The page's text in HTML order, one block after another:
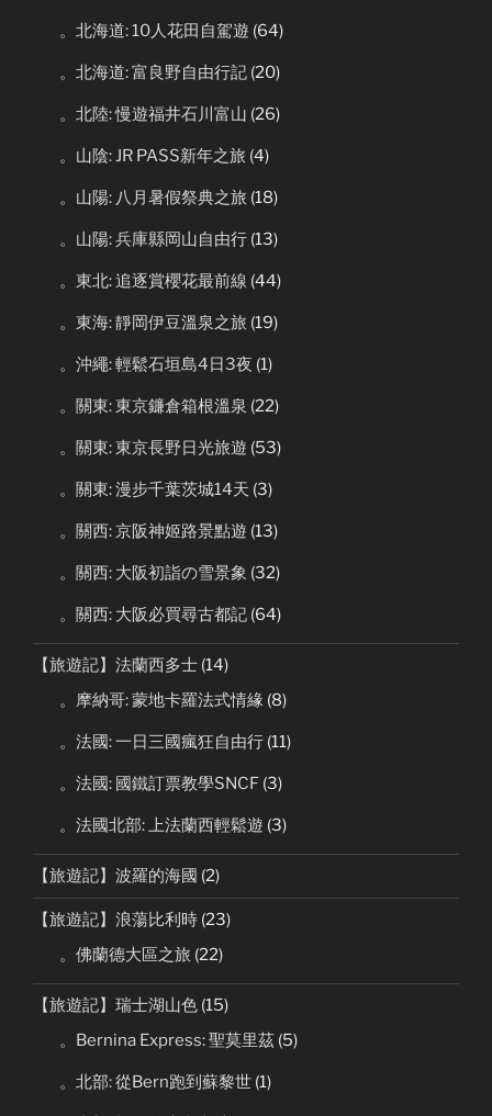
。北海道: 10人花田自駕遊 (64)
。北海道: 富良野自由行記 (20)
。北陸: 慢遊福井石川富山 (26)
。山陰: JR PASS新年之旅 (4)
。山陽: 八月暑假祭典之旅 (18)
。山陽: 兵庫縣岡山自由行 (13)
。東北: 追逐賞櫻花最前線 (44)
。東海: 靜岡伊豆溫泉之旅 (19)
。沖繩: 輕鬆石垣島4日3夜 (1)
。關東: 東京鐮倉箱根溫泉 (22)
。關東: 東京長野日光旅遊 (53)
。關東: 漫步千葉茨城14天 (3)
。關西: 京阪神姬路景點遊 (13)
。關西: 大阪初詣の雪景象 (32)
。關西: 大阪必買尋古都記 (64)
【旅遊記】法蘭西多士 (14)
。摩納哥: 蒙地卡羅法式情緣 (8)
。法國: 一日三國瘋狂自由行 (11)
。法國: 國鐵訂票教學SNCF (3)
。法國北部: 上法蘭西輕鬆遊 (3)
【旅遊記】波羅的海國 (2)
【旅遊記】浪蕩比利時 (23)
。佛蘭德大區之旅 (22)
【旅遊記】瑞士湖山色 (15)
。Bernina Express: 聖莫里茲 (5)
。北部: 從Bern跑到蘇黎世 (1)